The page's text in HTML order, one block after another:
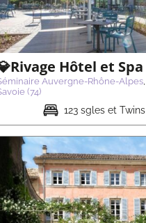
Hôtel et Spa
Auvergne-Rhône-Alpes,
(74)
123 sgles et Twins